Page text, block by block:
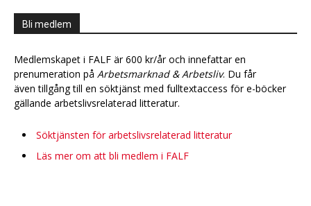
Bli medlem
Medlemskapet i FALF är 600 kr/år och innefattar en
prenumeration på Arbetsmarknad & Arbetsliv. Du får
även tillgång till en söktjänst med fulltextaccess för e-böcker
gällande arbetslivsrelaterad litteratur.
Söktjänsten för arbetslivsrelaterad litteratur
Läs mer om att bli medlem i FALF